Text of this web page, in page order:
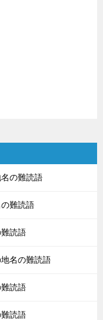
の難読語
難読語
読語
名の難読語
読語
読語